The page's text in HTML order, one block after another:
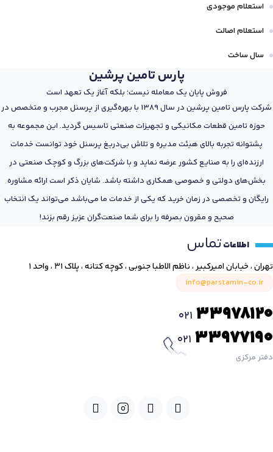
استعلام موجودی
استعلام اصالت
سال ساخت
پارس تامین پرشین
فروش پایان یک معامله نیست؛ بلکه آغاز یک تعهد است
شرکت پارس تامین پرشین در سال 1389 با بهره‌گیری از پرسنل مجرب و متخصص در
حوزه تامین قطعات مکانیکی و تجهیزات صنعتی تاسیس گردید. این مجموعه به
پشتوانه تجربه بالای هیئت مدیره و تلاش بی‌دریغ پرسنل خود توانست خدمات
ارزنده‌ای را به صنایع کشور عرضه نماید و با شرکت‌های بزرگ و کوچک صنعتی در
بخش‌های دولتی و خصوصی همکاری داشته باشد. شایان ذکر است ارائه مشاوره
رایگان و تخصصی در زمان خرید که یکی از خدمات ما می‌باشد می‌تواند یک انتخاب
صحیح و مقرون بصرفه را برای شما صنعت‌گران عزیز رقم بزند!
اطلاعاتتماس
تهران ، خیابان امیرکبیر ، ناظم الاطبا جنوبی ، کوچه کتانه ، پلاک ۳۱ ، واحد ۱
info@parstamin-co.ir
021 33978120
021 33977190
دفتر مرکزی